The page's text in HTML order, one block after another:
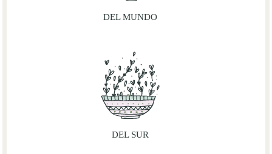
DEL MUNDO
DEL SUR